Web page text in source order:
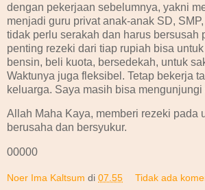
dengan pekerjaan sebelumnya, yakni
menjadi guru privat anak-anak SD,
tidak perlu serakah dan harus bersusah
penting rezeki dari tiap rupiah bisa
bensin, beli kuota, bersedekah, untuk
Waktunya juga fleksibel. Tetap bekerja
keluarga. Saya masih bisa mengunjungi
Allah Maha Kaya, memberi rezeki pada
berusaha dan bersyukur.
00000
Noer Ima Kaltsum di 07.55 Tidak ada